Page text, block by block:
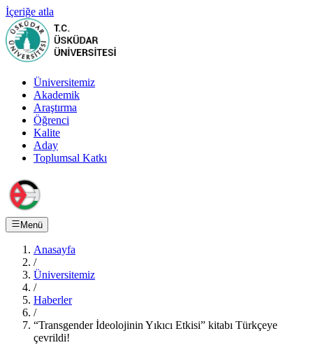
İçeriğe atla
Üniversitemiz
Akademik
Araştırma
Öğrenci
Kalite
Aday
Toplumsal Katkı
Menü
Anasayfa
/
Üniversitemiz
/
Haberler
/
“Transgender İdeolojinin Yıkıcı Etkisi” kitabı Türkçeye
çevrildi!